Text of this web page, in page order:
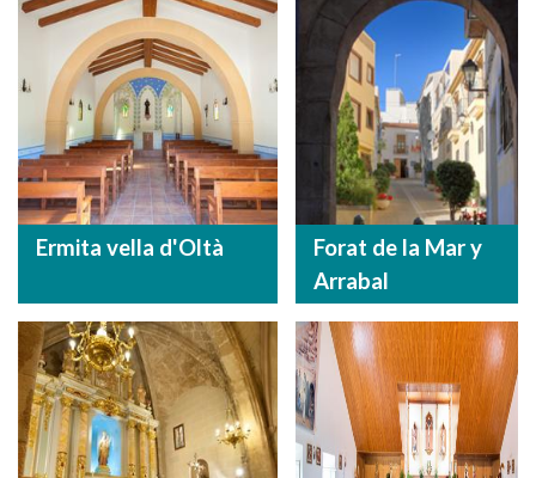
Ermita vella d'Oltà
Forat de la Mar y
Arrabal